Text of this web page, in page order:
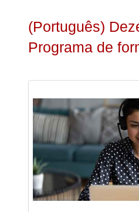
(Português)
Programa de